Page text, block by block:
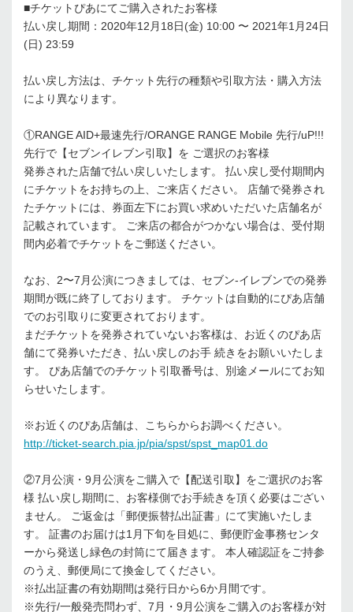
■チケットぴあにてご購⼊されたお客様
払い戻し期間：2020年12⽉18⽇(⾦) 10:00 〜 2021年1⽉24⽇
(⽇) 23:59
払い戻し⽅法は、チケット先⾏の種類や引取⽅法・購⼊⽅法
により異なります。
①RANGE AID+最速先⾏/ORANGE RANGE Mobile 先⾏/uP!!!
先⾏で【セブンイレブン引取】を ご選択のお客様
発券された店舗で払い戻しいたします。 払い戻し受付期間内
にチケットをお持ちの上、ご来店ください。 店舗で発券され
たチケットには、券⾯左下にお買い求めいただいた店舗名が
記載されています。 ご来店の都合がつかない場合は、受付期
間内必着でチケットをご郵送ください。
なお、2〜7⽉公演につきましては、セブン-イレブンでの発券
期間が既に終了しております。 チケットは⾃動的にぴあ店舗
でのお引取りに変更されております。
まだチケットを発券されていないお客様は、お近くのぴあ店
舗にて発券いただき、払い戻しのお⼿ 続きをお願いいたしま
す。 ぴあ店舗でのチケット引取番号は、別途メールにてお知
らせいたします。
※お近くのぴあ店舗は、こちらからお調べください。
http://ticket-search.pia.jp/pia/spst/spst_map01.do
②7⽉公演・9⽉公演をご購⼊で【配送引取】をご選択のお客
様 払い戻し期間に、お客様側でお⼿続きを頂く必要はござい
ません。 ご返⾦は「郵便振替払出証書」にて実施いたしま
す。 証書のお届けは1⽉下旬を⽬処に、郵便貯⾦事務センタ
ーから発送し緑⾊の封筒にて届きます。 本⼈確認証をご持参
のうえ、郵便局にて換⾦してください。
※払出証書の有効期間は発⾏⽇から6か⽉間です。
※先⾏/⼀般発売問わず、7⽉・9⽉公演をご購⼊のお客様が対